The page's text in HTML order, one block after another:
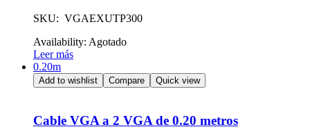
SKU: VGAEXUTP300
Availability: Agotado
Leer más
0.20m
Add to wishlist Compare Quick view
Cable VGA a 2 VGA de 0.20 metros